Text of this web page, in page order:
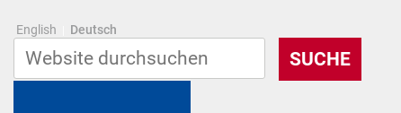
English Deutsch